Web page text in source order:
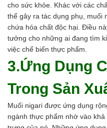
cho sức khỏe. Khác với các
thể gây ra tác dụng phụ, muối
chứa hóa chất độc hại. Điều
tưởng cho những ai đang tìm
việc chế biến thực phẩm.
3.Ứng Dụng
Trong Sản
Muối nigari được ứng dụng
ngành thực phẩm nhờ vào